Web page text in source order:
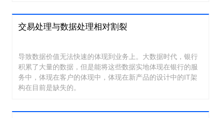
交易处理与数据处理相对割裂
导致数据价值无法快速的体现到业务上。大数据时代，银行
积累了大量的数据，但是能将这些数据实地体现在银行的服
务中，体现在客户的体现中，体现在新产品的设计中的IT架
构在目前是缺失的。